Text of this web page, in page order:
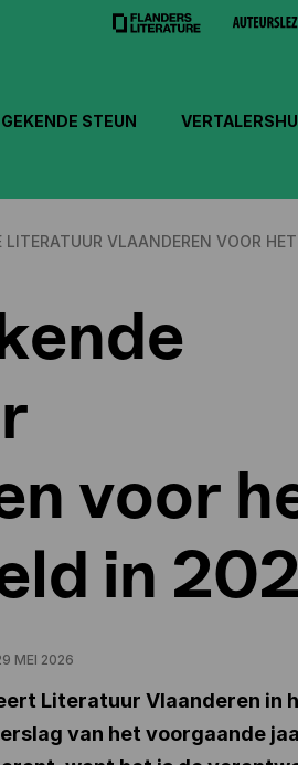
STEUN
LITERATUUR VLAANDEREN VOOR
voor
in
MEI 2026
Literatuur Vlaanderen in
van het voorgaande